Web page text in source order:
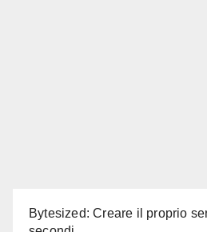
Bytesized: Creare il proprio